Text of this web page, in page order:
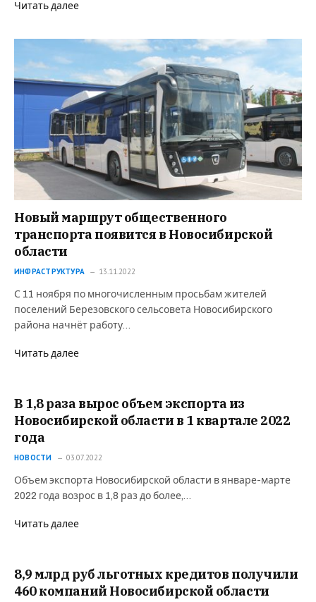
Читать далее
Новый маршрут общественного
транспорта появится в Новосибирской
области
ИНФРАСТРУКТУРА 13.11.2022
С 11 ноября по многочисленным просьбам жителей
поселений Березовского сельсовета Новосибирского
района начнёт работу…
Читать далее
В 1,8 раза вырос объем экспорта из
Новосибирской области в 1 квартале 2022
года
НОВОСТИ 03.07.2022
Объем экспорта Новосибирской области в январе-марте
2022 года возрос в 1,8 раз до более,…
Читать далее
8,9 млрд руб льготных кредитов получили
460 компаний Новосибирской области